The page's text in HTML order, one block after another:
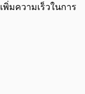
เพิ่มความเร็วในการ